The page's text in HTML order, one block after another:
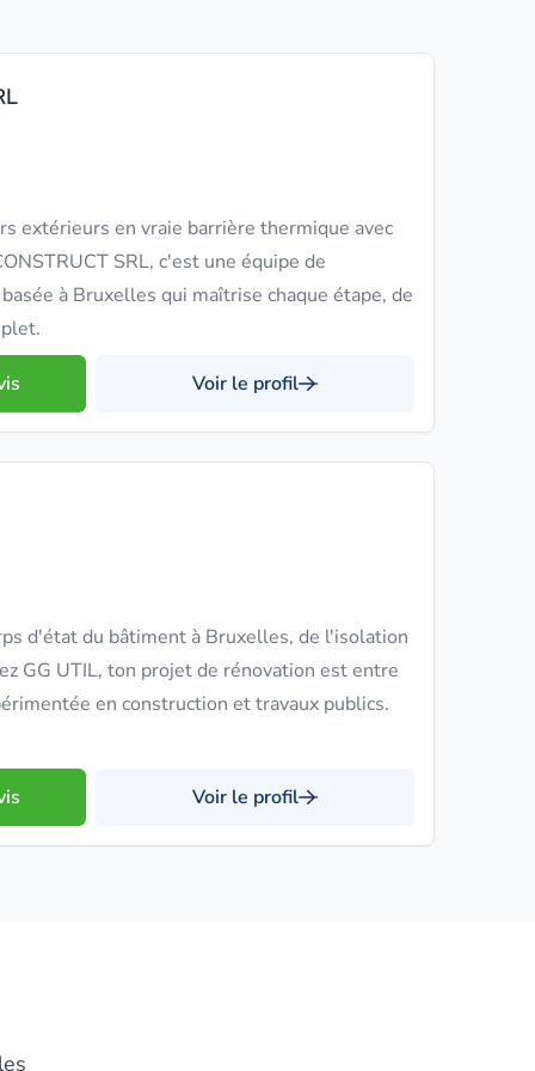
extérieurs en vraie barrière thermique avec
SRL, c'est une équipe de
à Bruxelles qui maîtrise chaque étape, de
Voir le profil
d'état du bâtiment à Bruxelles, de l'isolation
GG UTIL, ton projet de rénovation est entre
en construction et travaux publics.
Voir le profil